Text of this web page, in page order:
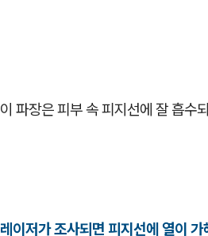
이 파장은 피부 속 피지선에 잘 흡수
레이저가 조사되면 피지선에 열이